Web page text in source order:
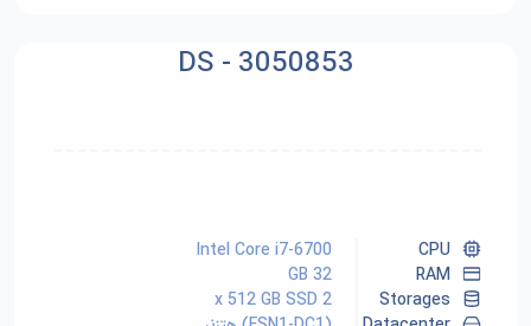
DS - 3050853
CPU
Intel Core i7-6700
RAM
32 GB
Storages
2 x 512 GB SSD